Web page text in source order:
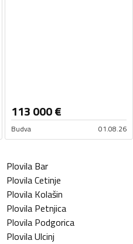
113 000€
Budva 01.08.26
Plovila Bar
PlovilaCetinje
Plovila Kolašin
Plovila Petnjica
Plovila Podgorica
PlovilaUlcinj